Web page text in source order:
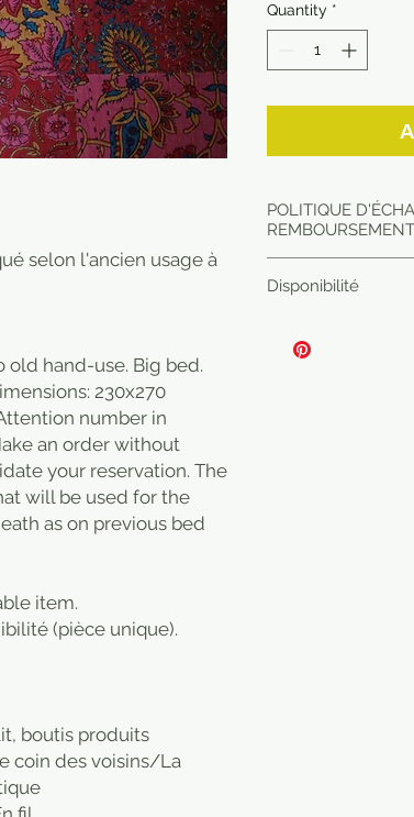
selon l'ancien usage à
hand-use. Big bed.
230x270
number in
an order without
your reservation. The
will be used for the
as on previous bed
item.
(pièce unique).
boutis produits
coin des voisins/La
Quantity *
POLITIQUE
REMBOURSEMENT
dans le point relais
Disponibilité